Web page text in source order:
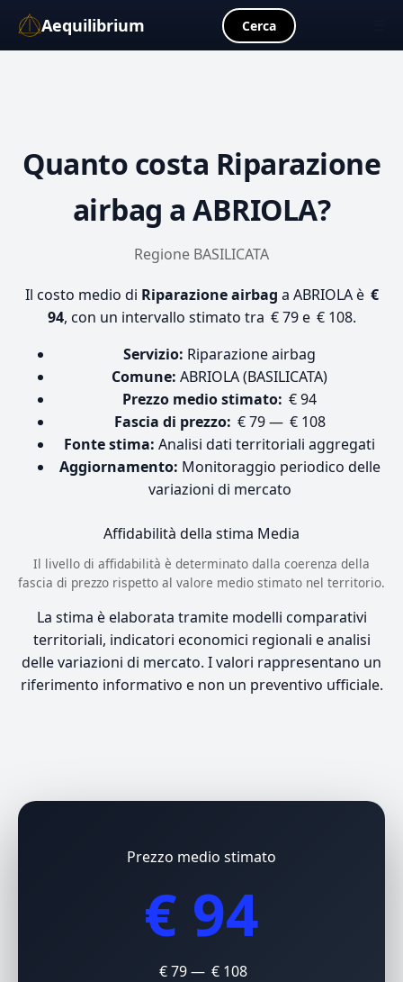
Aequilibrium Cerca
Quanto costa Riparazione
airbag a ABRIOLA?
Regione BASILICATA
Il costo medio di Riparazione airbag a ABRIOLA è €
94, con un intervallo stimato tra € 79 e € 108.
Servizio: Riparazione airbag
Comune: ABRIOLA (BASILICATA)
Prezzo medio stimato: € 94
Fascia di prezzo: € 79 — € 108
Fonte stima: Analisi dati territoriali aggregati
Aggiornamento: Monitoraggio periodico delle
variazioni di mercato
Affidabilità della stima Media
Il livello di affidabilità è determinato dalla coerenza della
fascia di prezzo rispetto al valore medio stimato nel territorio.
La stima è elaborata tramite modelli comparativi
territoriali, indicatori economici regionali e analisi
delle variazioni di mercato. I valori rappresentano un
riferimento informativo e non un preventivo ufficiale.
Prezzo medio stimato
€ 94
€ 79 — € 108